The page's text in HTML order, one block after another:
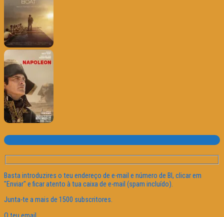
Subscrever o site
Basta introduzires o teu endereço de e-mail e número de BI, clicar em
"Enviar" e ficar atento à tua caixa de e-mail (spam incluído).
Junta-te a mais de 1500 subscritores.